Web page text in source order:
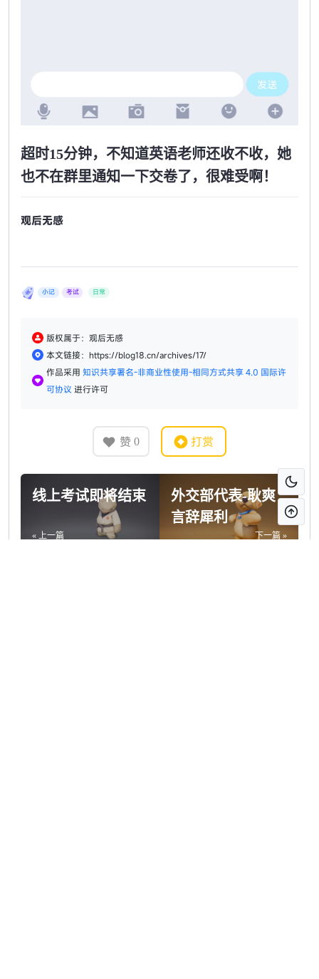
超时15分钟，不知道英语老师还收不收，她
也不在群里通知一下交卷了，很难受啊！
观后无感
小记 考试 日常
版权属于：观后无感
本文链接：https://blog18.cn/archives/17/
作品采用 知识共享署名-非商业性使用-相同方式共享 4.0 国际许
可协议 进行许可
赞 0 打赏
线上考试即将结束
« 上一篇
外交部代表-耿爽
言辞犀利
下一篇 »